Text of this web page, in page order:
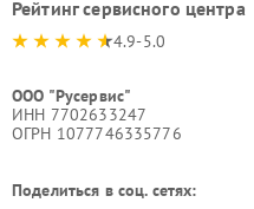
Рейтинг сервисного центра
4.9-5.0
ООО "Русервис"
ИНН 7702633247
ОГРН 1077746335776
Поделиться в соц. сетях: